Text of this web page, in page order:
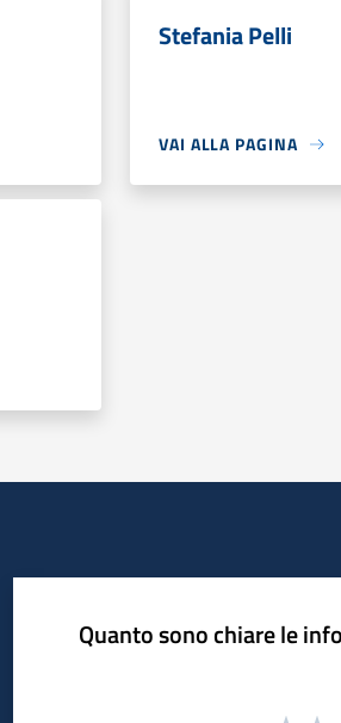
Stefania Pelli
VAI ALLA PAGINA
Quanto sono chiare le